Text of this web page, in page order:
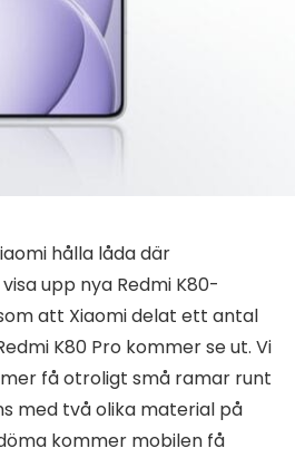
hålla låda där
upp nya Redmi K80-
att Xiaomi delat ett antal
K80 Pro kommer se ut. Vi
få otroligt små ramar runt
med två olika material på
kommer mobilen få